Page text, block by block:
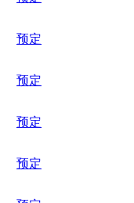
预定
预定
预定
预定